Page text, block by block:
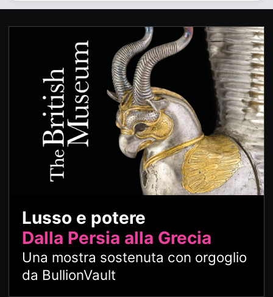
Lusso e potere
Dalla Persia alla Grecia
Una mostra sostenuta con orgoglio
da BullionVault